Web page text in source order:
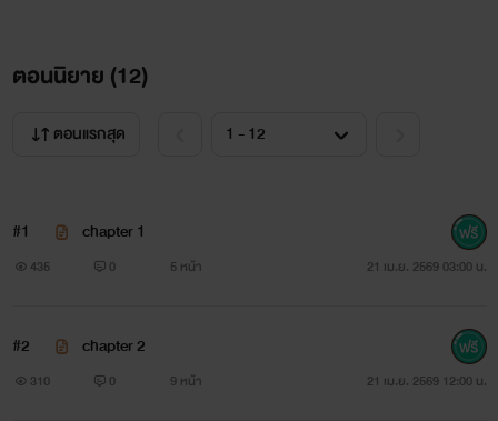
ตอนนิยาย (12)
ตอนแรกสุด
#1 chapter 1
435 0 5 หน้า 21 เม.ย. 2569 03:00 น.
#2 chapter 2
310 0 9 หน้า 21 เม.ย. 2569 12:00 น.